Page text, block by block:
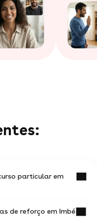
particular em
em Imbé
de reforço em Imbé